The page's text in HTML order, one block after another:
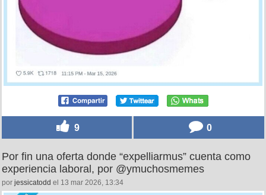
9 0
Por fin una oferta donde “expelliarmus” cuenta como
experiencia laboral, por @ymuchosmemes
por jessicatodd el 13 mar 2026, 13:34